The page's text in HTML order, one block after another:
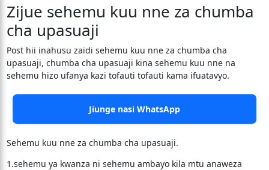
Zijue sehemu kuu nne za chumba
cha upasuaji
Post hii inahusu zaidi sehemu kuu nne za chumba cha
upasuaji, chumba cha upasuaji kina sehemu kuu nne na
sehemu hizo ufanya kazi tofauti tofauti kama ifuatavyo.
Jiunge nasi WhatsApp
Sehemu kuu nne za chumba cha upasuaji.
1.sehemu ya kwanza ni sehemu ambayo kila mtu anaweza